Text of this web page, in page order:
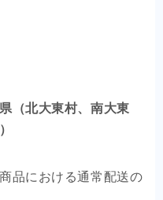
（北大東村、南大東
品における通常配送の